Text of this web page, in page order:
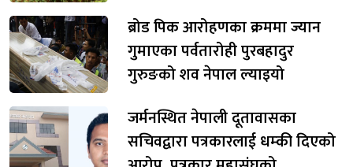
ब्रोड पिक आरोहणका क्रममा ज्यान
गुमाएका पर्वतारोही पुरबहादुर
गुरुङको शव नेपाल ल्याइयो
जर्मनस्थित नेपाली दूतावासका
सचिवद्वारा पत्रकारलाई धम्की दिएको